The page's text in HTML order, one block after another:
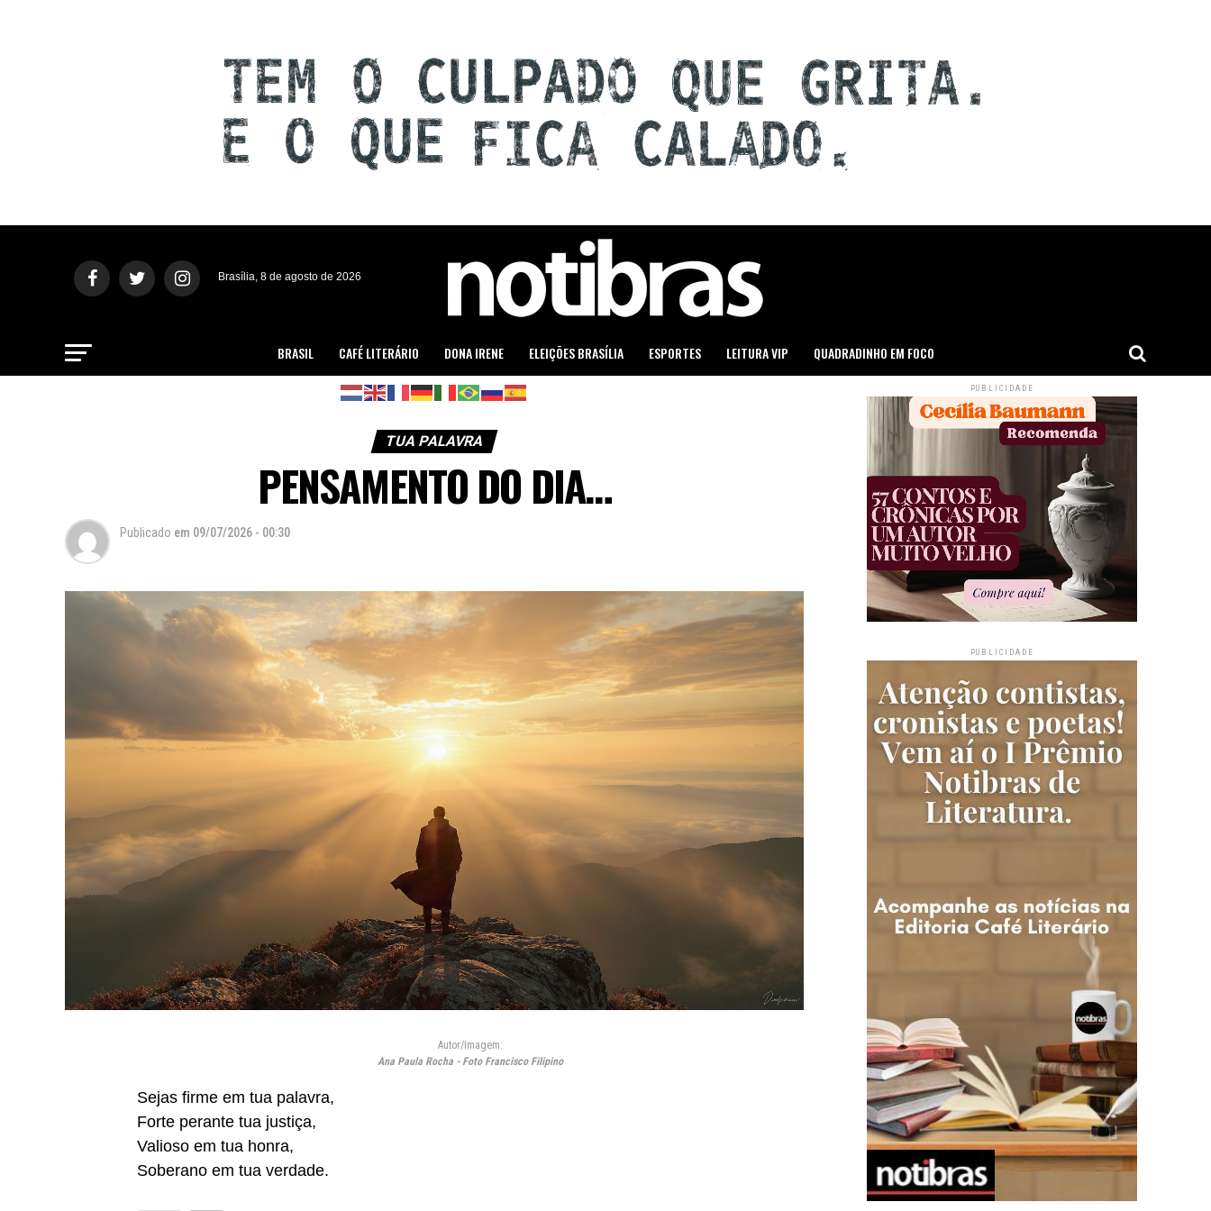
Brasília, 8 de agosto de 2026
BRASIL CAFÉ LITERÁRIO DONA IRENE ELEIÇÕES BRASÍLIA ESPORTES LEITURA VIP QUADRADINHO EM FOCO
TUA PALAVRA
PENSAMENTO DO DIA…
Publicado em 09/07/2026 - 00:30
Autor/Imagem:
Ana Paula Rocha - Foto Francisco Filipino
Sejas firme em tua palavra,
Forte perante tua justiça,
Valioso em tua honra,
Soberano em tua verdade.
PUBLICIDADE
PUBLICIDADE